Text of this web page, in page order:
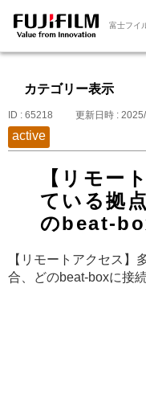
富士フイ
カテゴリー表示
ID : 65218 更新日時 :
active
【リモー
ている拠
のbeat-
【リモートアクセス】
合、どのbeat-boxに接